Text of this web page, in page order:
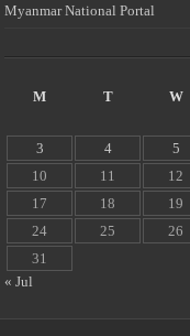
Myanmar National Portal
M
T W
3
4 5
10
11 12
17
18 19
24
25 26
31
« Jul